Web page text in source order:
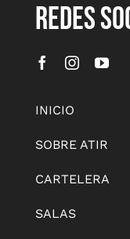
REDES
INICIO
SOBRE ATIR
CARTELERA
SALAS